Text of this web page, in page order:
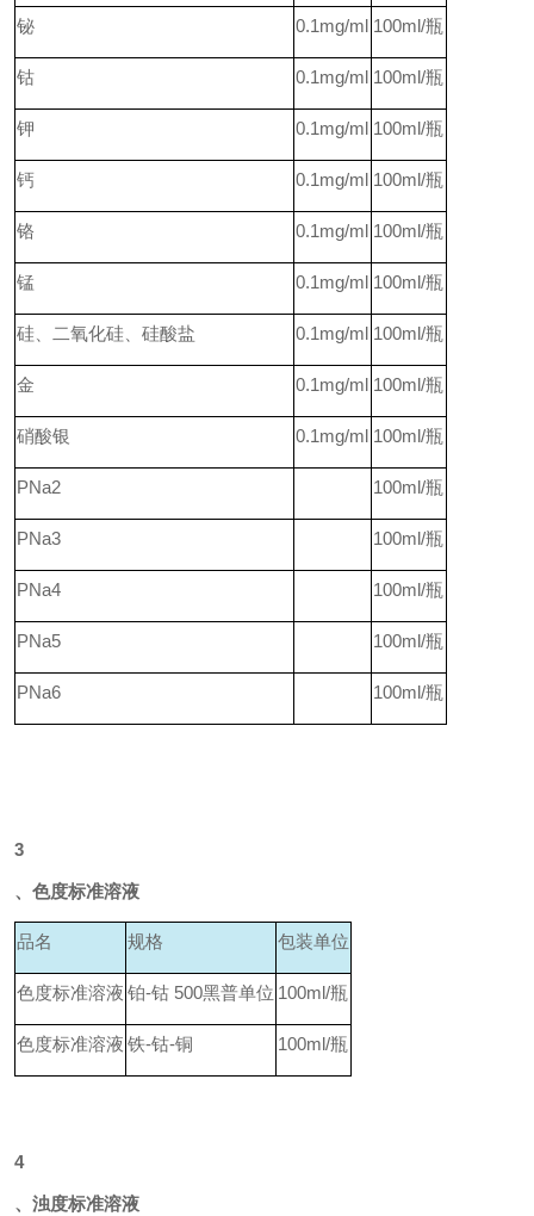
铋 0.1mg/ml 100ml/瓶
钴 0.1mg/ml 100ml/瓶
钾 0.1mg/ml 100ml/瓶
钙 0.1mg/ml 100ml/瓶
铬 0.1mg/ml 100ml/瓶
锰 0.1mg/ml 100ml/瓶
硅、二氧化硅、硅酸盐 0.1mg/ml 100ml/瓶
金 0.1mg/ml 100ml/瓶
硝酸银 0.1mg/ml 100ml/瓶
PNa2 100ml/瓶
PNa3 100ml/瓶
PNa4 100ml/瓶
PNa5 100ml/瓶
PNa6 100ml/瓶
3
、色度标准溶液
品名 规格 包装单位
色度标准溶液 铂-钴 500黑普单位 100ml/瓶
色度标准溶液 铁-钴-铜 100ml/瓶
4
、浊度标准溶液